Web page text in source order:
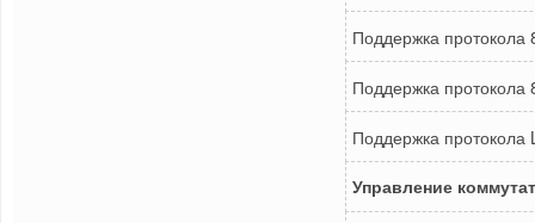
Поддержка протокола
Поддержка протокола
Поддержка протокола
Управление